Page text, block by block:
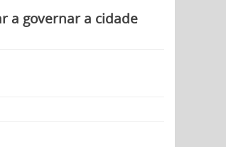
a governar a cidade